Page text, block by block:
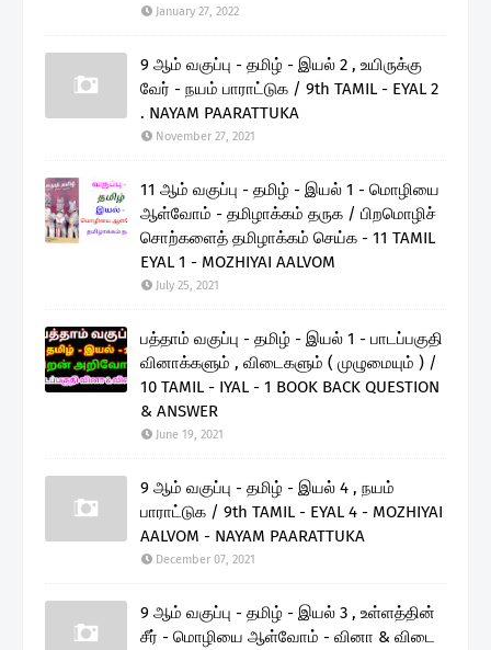
January 27, 2022
9 ஆம் வகுப்பு - தமிழ் - இயல் 2 , உயிருக்கு
வேர் - நயம் பாராட்டுக / 9th TAMIL - EYAL 2
. NAYAM PAARATTUKA
November 27, 2021
11 ஆம் வகுப்பு - தமிழ் - இயல் 1 - மொழியை
ஆள்வோம் - தமிழாக்கம் தருக / பிறமொழிச்
சொற்களைத் தமிழாக்கம் செய்க - 11 TAMIL
EYAL 1 - MOZHIYAI AALVOM
July 25, 2021
பத்தாம் வகுப்பு - தமிழ் - இயல் 1 - பாடப்பகுதி
வினாக்களும் , விடைகளும் ( முழுமையும் ) /
10 TAMIL - IYAL - 1 BOOK BACK QUESTION
& ANSWER
June 19, 2021
9 ஆம் வகுப்பு - தமிழ் - இயல் 4 , நயம்
பாராட்டுக / 9th TAMIL - EYAL 4 - MOZHIYAI
AALVOM - NAYAM PAARATTUKA
December 07, 2021
9 ஆம் வகுப்பு - தமிழ் - இயல் 3 , உள்ளத்தின்
சீர் - மொழியை ஆள்வோம் - வினா & விடை